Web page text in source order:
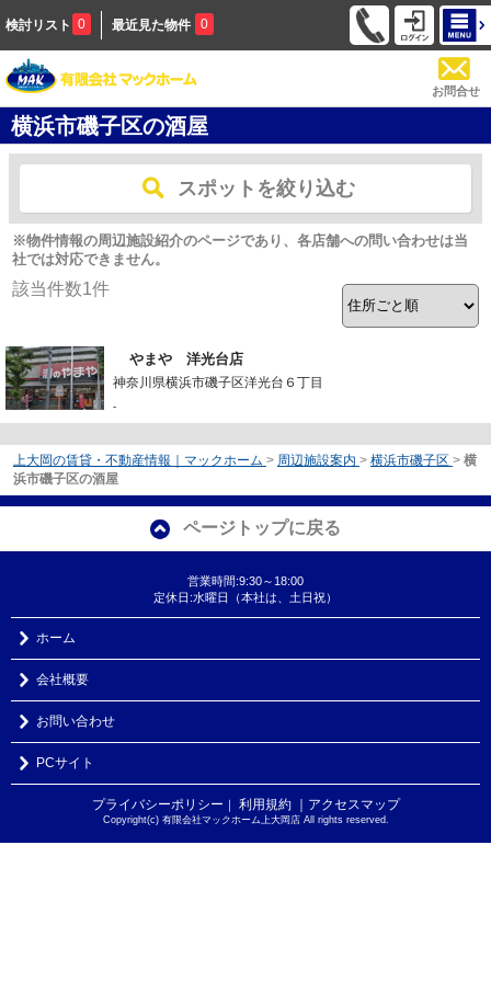
検討リスト 0 最近見た物件 0
お問合せ
横浜市磯子区の酒屋
スポットを絞り込む
※物件情報の周辺施設紹介のページであり、各店舗への問い合わせは当
社では対応できません。
該当件数1件
やまや 洋光台店
神奈川県横浜市磯子区洋光台６丁目
-
上大岡の賃貸・不動産情報｜マックホーム > 周辺施設案内 > 横浜市磯子区 > 横
浜市磯子区の酒屋
ページトップに戻る
営業時間:9:30～18:00
定休日:水曜日（本社は、土日祝）
ホーム
会社概要
お問い合わせ
PCサイト
プライバシーポリシー ｜ 利用規約 ｜アクセスマップ
Copyright(c) 有限会社マックホーム上大岡店 All rights reserved.